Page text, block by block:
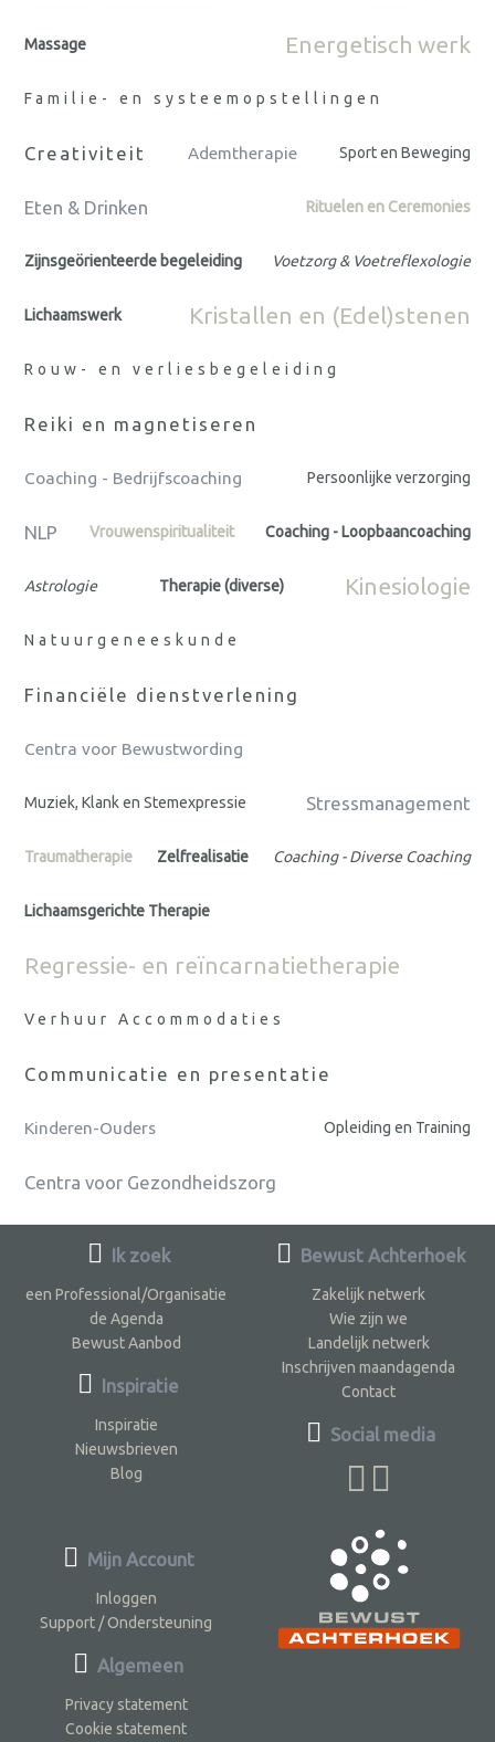
Massage Energetisch werk
Familie- en systeemopstellingen
Creativiteit Ademtherapie Sport en Beweging
Eten & Drinken Rituelen en Ceremonies
Zijnsgeörienteerde begeleiding Voetzorg & Voetreflexologie
Lichaamswerk Kristallen en (Edel)stenen
Rouw- en verliesbegeleiding
Reiki en magnetiseren
Coaching - Bedrijfscoaching Persoonlijke verzorging
NLP Vrouwenspiritualiteit Coaching - Loopbaancoaching
Astrologie Therapie (diverse) Kinesiologie
Natuurgeneeskunde
Financiële dienstverlening
Centra voor Bewustwording
Muziek, Klank en Stemexpressie Stressmanagement
Traumatherapie Zelfrealisatie Coaching - Diverse Coaching
Lichaamsgerichte Therapie
Regressie- en reïncarnatietherapie
Verhuur Accommodaties
Communicatie en presentatie
Kinderen-Ouders Opleiding en Training
Centra voor Gezondheidszorg
Ik zoek
een Professional/Organisatie
de Agenda
Bewust Aanbod
Inspiratie
Inspiratie
Nieuwsbrieven
Blog
Bewust Achterhoek
Zakelijk netwerk
Wie zijn we
Landelijk netwerk
Inschrijven maandagenda
Contact
Social media
Mijn Account
Inloggen
Support / Ondersteuning
Algemeen
Privacy statement
Cookie statement